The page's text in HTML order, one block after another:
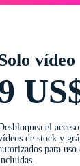
vídeo
el
de stock y
para